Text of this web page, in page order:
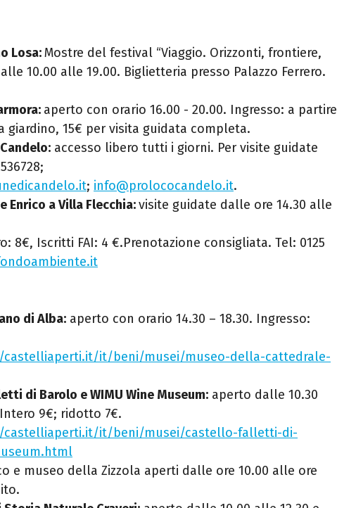
Losa:Mostre del festival “Viaggio. Orizzonti, frontiere,
10.00 alle 19.00. Biglietteria presso Palazzo Ferrero.
aperto con orario 16.00 - 20.00. Ingresso: a partire
giardino, 15€ per visita guidata completa.
accesso libero tutti i giorni. Per visite guidate
; info@prolococandelo.it.
Enrico a Villa Flecchia:visite guidate dalle ore 14.30 alle
8€, Iscritti FAI: 4 €.Prenotazione consigliata. Tel: 0125
di Alba: aperto con orario 14.30 – 18.30. Ingresso:
it/beni/musei/museo-della-cattedrale-
di Barolo e WIMU Wine Museum: aperto dalle 10.30
9€; ridotto 7€.
it/beni/musei/castello-falletti-di-
e museo della Zizzola aperti dalle ore 10.00 alle ore